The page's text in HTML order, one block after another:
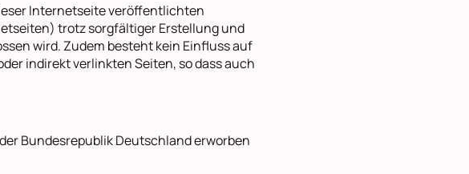
Internetseite veröffentlichten
trotz sorgfältiger Erstellung und
wird. Zudem besteht kein Einfluss auf
indirekt verlinkten Seiten, so dass auch
Bundesrepublik Deutschland erworben